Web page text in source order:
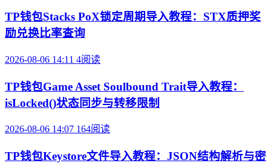
TP钱包Stacks PoX锁定周期导入教程：STX质押奖
励兑换比率查询
2026-08-06 14:11 4阅读
TP钱包Game Asset Soulbound Trait导入教程：
isLocked()状态同步与转移限制
2026-08-06 14:07 164阅读
TP钱包Keystore文件导入教程：JSON结构解析与密